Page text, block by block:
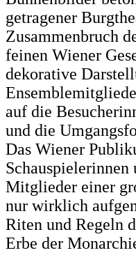
getragener
Zusammenbruch
feinen Wiener
dekorative
auf die
und die
Das Wiener
Schauspielerinnen
Mitglieder einer
nur wirklich
Riten und Regeln
Erbe der